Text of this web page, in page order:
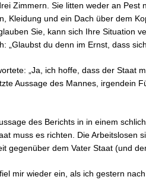
Zimmern. Sie litten weder an Pest
Kleidung und ein Dach über dem
Sie, kann sich Ihre Situation
„Glaubst du denn im Ernst, dass
„Ja, ich hoffe, dass der Staat
Aussage des Mannes, irgendein
des Berichts in in einem
muss es richten. Die Arbeitslosen
gegenüber dem Vater Staat (und
mir wieder ein, als ich gestern